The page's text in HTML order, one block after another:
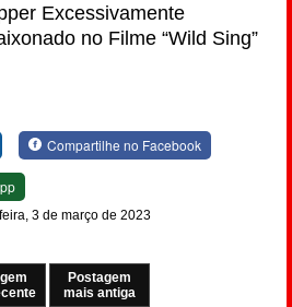
Excessivamente
no Filme “Wild Sing”
Compartilhe no Facebook
3 de março de 2023
Postagem
mais antiga